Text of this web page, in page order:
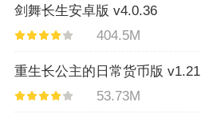
剑舞长生安卓版 v4.0.36
404.5M
重生长公主的日常货币版 v1.21
53.73M